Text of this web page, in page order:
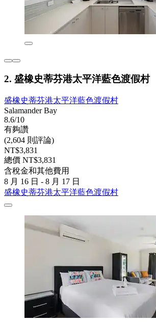
2. 盛橡史蒂芬港太平洋藍色渡假村
盛橡史蒂芬港太平洋藍色渡假村
Salamander Bay
8.6/10
有夠讚
(2,604 則評論)
NT$3,831
總價 NT$3,831
含稅金和其他費用
8 月 16 日 - 8 月 17 日
盛橡史蒂芬港太平洋藍色渡假村